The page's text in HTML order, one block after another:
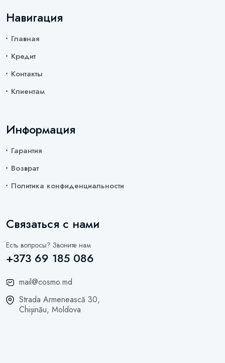
Навигация
Главная
Кредит
Контакты
Клиентам
Информация
Гарантия
Возврат
Политика конфиденциальности
Связаться с нами
Есть вопросы? Звоните нам
+373 69 185 086
mail@cosmo.md
Strada Armenească 30,
Chișinău, Moldova